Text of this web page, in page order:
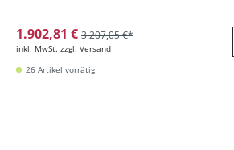
1.902,81 € 3.207,05 €*
inkl. MwSt. zzgl. Versand
26 Artikel vorrätig